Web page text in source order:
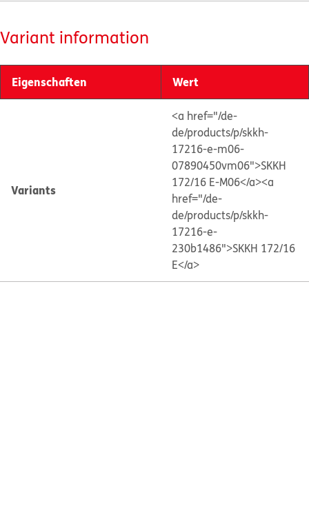
Variant information
Eigenschaften Wert
Variants
<a href="/de-
de/products/p/skkh-
17216-e-m06-
07890450vm06">SKKH
172/16 E-M06</a><a
href="/de-
de/products/p/skkh-
17216-e-
230b1486">SKKH 172/16
E</a>